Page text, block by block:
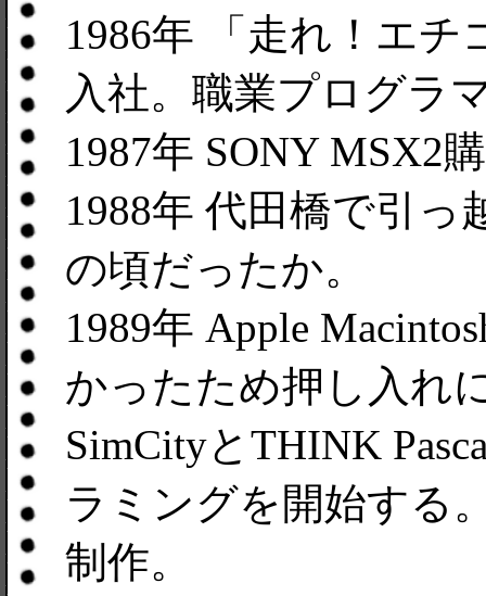
1986年 「走れ！エ
入社。職業プログラ
1987年 SONY MSX2
1988年 代田橋で引
の頃だったか。
1989年 Apple
かったため押し入れ
SimCityとTHINK
ラミングを開始する
制作。